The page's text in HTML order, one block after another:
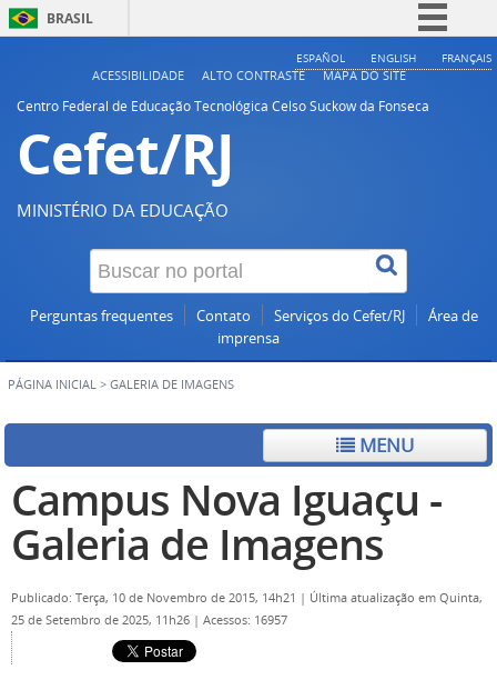
BRASIL
Simplifique!
ESPAÑOL ENGLISH FRANÇAIS
ACESSIBILIDADE ALTO CONTRASTE
MAPA DO SITE
Centro Federal de Educação Tecnológica Celso Suckow da Fonseca
Cefet/RJ
MINISTÉRIO DA EDUCAÇÃO
Perguntas frequentes Contato Serviços do Cefet/RJ
Área de
imprensa
PÁGINA INICIAL > GALERIA DE IMAGENS
MENU
Campus Nova Iguaçu -
Galeria de Imagens
Publicado: Terça, 10 de Novembro de 2015, 14h21 | Última atualização em Quinta,
25 de Setembro de 2025, 11h26 | Acessos: 16957